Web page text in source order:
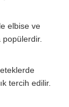
elbise ve
popülerdir.
tercih edilir.